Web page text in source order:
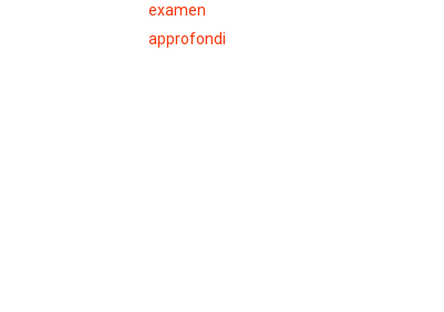
examen
approfondi